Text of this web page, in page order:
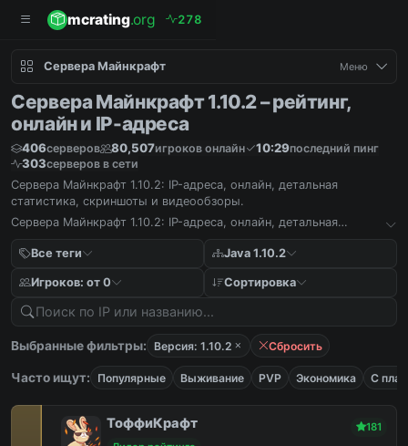
mcrating.org 278
Сервера Майнкрафт Меню
Сервера Майнкрафт 1.10.2 – рейтинг,
онлайн и IP-адреса
406серверов 80,507игроков онлайн 10:29последний пинг
303серверов в сети
Сервера Майнкрафт 1.10.2: IP-адреса, онлайн, детальная
статистика, скриншоты и видеообзоры.
Сервера Майнкрафт 1.10.2: IP-адреса, онлайн, детальная
Все теги
Java 1.10.2
Игроков: от 0 Сортировка
Выбранные фильтры: Версия: 1.10.2 Сбросить
Часто ищут: Популярные Выживание PVP Экономика С
ТоффиКрафт
181